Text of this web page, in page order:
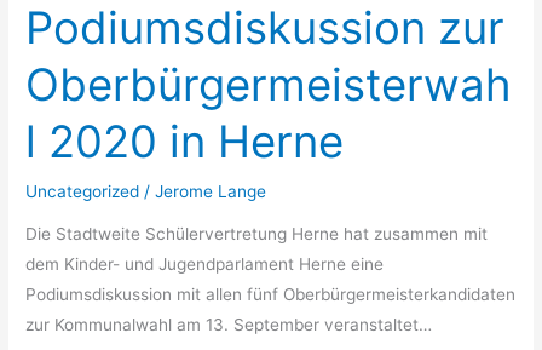
Podiumsdiskussion zur
Oberbürgermeisterwah
l 2020 in Herne
Uncategorized /Jerome Lange
Die Stadtweite Schülervertretung Herne hat zusammen mit
dem Kinder- und Jugendparlament Herne eine
Podiumsdiskussion mit allen fünf Oberbürgermeisterkandidaten
zur Kommunalwahl am 13. September veranstaltet…